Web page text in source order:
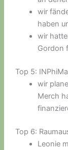
wir
haben
wir
Gordon
Top 5:
wir
Merch
Top 6:
Leonie